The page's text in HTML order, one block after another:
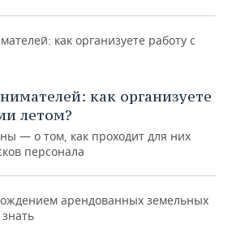
как организуете
летом?
— о том, как проходит для них
персонала